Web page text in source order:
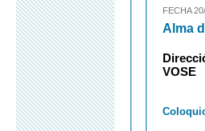
FECHA
Alma
VOSE